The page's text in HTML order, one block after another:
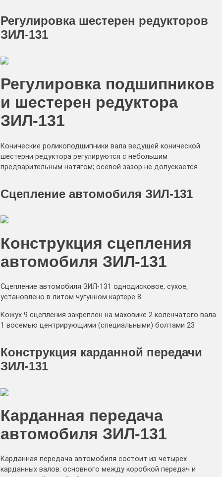
Регулировка шестерен редукторов
ЗИЛ-131
Регулировка подшипников
и шестерен редуктора
ЗИЛ-131
Конические роликоподшипники вала ведущей конической
шестерни редуктора регулируются с небольшим
предварительным натягом; осевой зазор не допускается.
Сцепление автомобиля ЗИЛ-131
Конструкция сцепления
автомобиля ЗИЛ-131
Сцепление автомобиля ЗИЛ-131 однодисковое, сухое,
установлено в литом чугунном картере 8.
Кожух 9 сцепления закреплен на маховике 2 коленчатого вала
1 восемью центрирующими (специальными) болтами 23
Конструкция карданной передачи
ЗИЛ-131
Карданная передача
автомобиля ЗИЛ-131
Карданная передача автомобиля состоит из четырех
карданных валов: основного между коробкой передач и